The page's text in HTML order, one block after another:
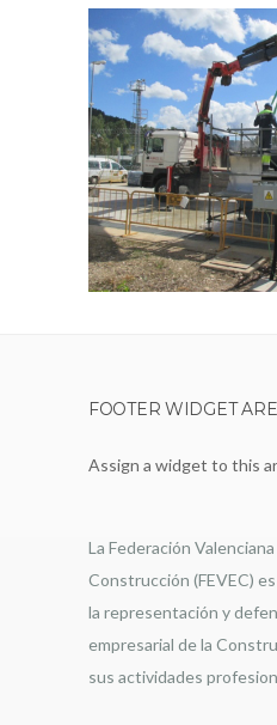
FOOTER WIDGET
Assign a widget to this
La Federación
Construcción (FEVEC)
la representación y
empresarial de la
sus actividades